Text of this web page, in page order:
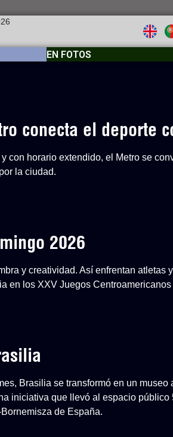
EN FOTOS
conecta el deporte
con horario extendido, el Metro se
la ciudad.
2026
y creatividad. Así enfrentan atletas
en los XXV Juegos
Brasilia se transformó en un
iniciativa que llevó al espacio público
de España.